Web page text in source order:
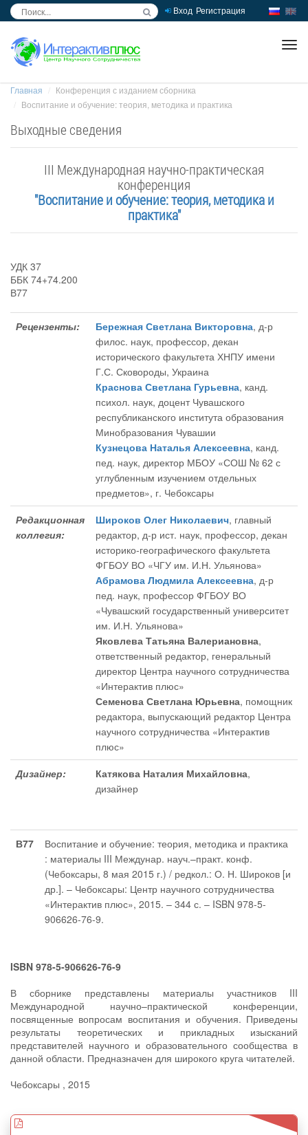
Вход Регистрация
Главная
Конференция с изданием сборника
Воспитание и обучение: теория, методика и практика
Выходные сведения
III Международная научно-практическая
конференция
"Воспитание и обучение: теория, методика и
практика"
УДК 37
ББК 74+74.200
В77
Рецензенты: Бережная Светлана Викторовна, д-р
филос. наук, профессор, декан
исторического факультета ХНПУ имени
Г.С. Сковороды, Украина
Краснова Светлана Гурьевна, канд.
психол. наук, доцент Чувашского
республиканского института образования
Минобразования Чувашии
Кузнецова Наталья Алексеевна, канд.
пед. наук, директор МБОУ «СОШ № 62 с
углубленным изучением отдельных
предметов», г. Чебоксары
Редакционная
коллегия:
Широков Олег Николаевич, главный
редактор, д-р ист. наук, профессор, декан
историко-географического факультета
ФГБОУ ВО «ЧГУ им. И.Н. Ульянова»
Абрамова Людмила Алексеевна, д-р
пед. наук, профессор ФГБОУ ВО
«Чувашский государственный университет
им. И.Н. Ульянова»
Яковлева Татьяна Валериановна,
ответственный редактор, генеральный
директор Центра научного сотрудничества
«Интерактив плюс»
Семенова Светлана Юрьевна, помощник
редактора, выпускающий редактор Центра
научного сотрудничества «Интерактив
плюс»
Дизайнер:
Катякова Наталия Михайловна,
дизайнер
В77
Воспитание и обучение: теория, методика и практика
: материалы III Междунар. науч.–практ. конф.
(Чебоксары, 8 мая 2015 г.) / редкол.: О. Н. Широков [и
др.]. – Чебоксары: Центр научного сотрудничества
«Интерактив плюс», 2015. – 344 с. – ISBN 978-5-
906626-76-9.
ISBN 978-5-906626-76-9
В сборнике представлены материалы участников III
Международной научно–практической конференции,
посвященные вопросам воспитания и обучения. Приведены
результаты теоретических и прикладных изысканий
представителей научного и образовательного сообщества в
данной области. Предназначен для широкого круга читателей.
Чебоксары , 2015